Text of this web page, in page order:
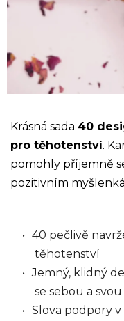
Krásná sada 40
pro těhotenství.
pomohly příjemně
pozitivním
40 pečlivě
těhotenství
Jemný, klidný
se sebou a
Slova podpory